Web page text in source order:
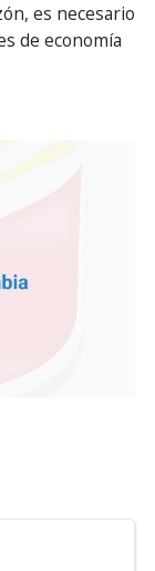
es necesario
de economía